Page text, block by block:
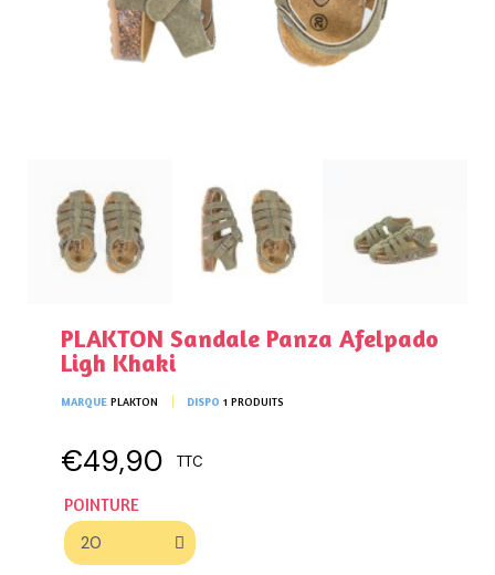
PLAKTON Sandale Panza Afelpado
Ligh Khaki
MARQUE PLAKTON DISPO 1 PRODUITS
€49,90 TTC
POINTURE